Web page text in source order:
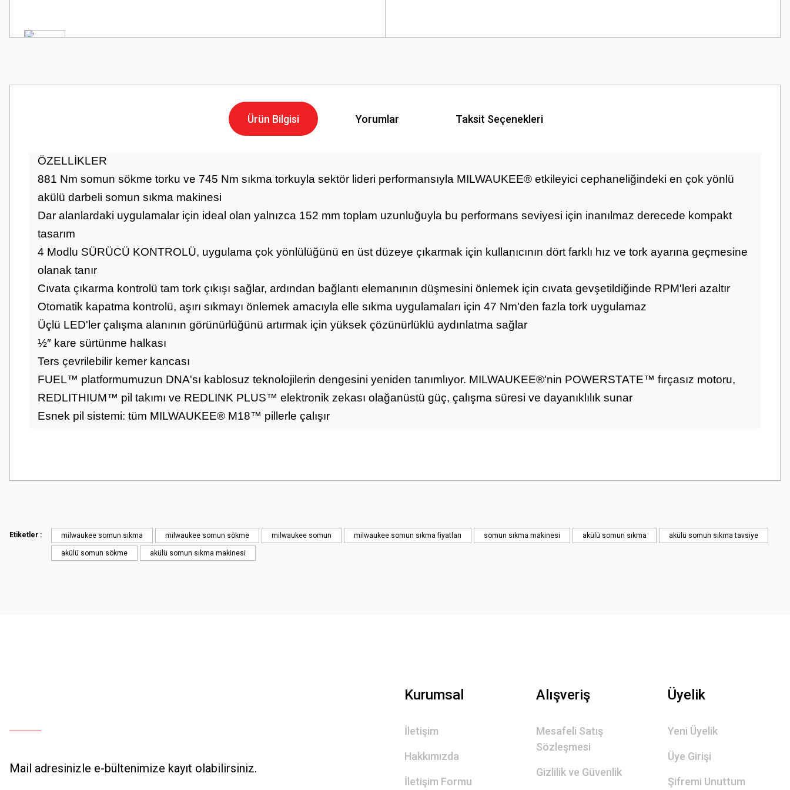
Ürün Bilgisi Yorumlar Taksit Seçenekleri
ÖZELLİKLER
881 Nm somun sökme torku ve 745 Nm sıkma torkuyla sektör lideri performansıyla MILWAUKEE® etkileyici cephaneliğindeki en çok yönlü
akülü darbeli somun sıkma makinesi
Dar alanlardaki uygulamalar için ideal olan yalnızca 152 mm toplam uzunluğuyla bu performans seviyesi için inanılmaz derecede kompakt
tasarım
4 Modlu SÜRÜCÜ KONTROLÜ, uygulama çok yönlülüğünü en üst düzeye çıkarmak için kullanıcının dört farklı hız ve tork ayarına geçmesine
olanak tanır
Cıvata çıkarma kontrolü tam tork çıkışı sağlar, ardından bağlantı elemanının düşmesini önlemek için cıvata gevşetildiğinde RPM'leri azaltır
Otomatik kapatma kontrolü, aşırı sıkmayı önlemek amacıyla elle sıkma uygulamaları için 47 Nm'den fazla tork uygulamaz
Üçlü LED'ler çalışma alanının görünürlüğünü artırmak için yüksek çözünürlüklü aydınlatma sağlar
½″ kare sürtünme halkası
Ters çevrilebilir kemer kancası
FUEL™ platformumuzun DNA'sı kablosuz teknolojilerin dengesini yeniden tanımlıyor. MILWAUKEE®'nin POWERSTATE™ fırçasız motoru,
REDLITHIUM™ pil takımı ve REDLINK PLUS™ elektronik zekası olağanüstü güç, çalışma süresi ve dayanıklılık sunar
Esnek pil sistemi: tüm MILWAUKEE® M18™ pillerle çalışır
Etiketler : milwaukee somun sıkma milwaukee somun sökme milwaukee somun milwaukee somun sıkma fiyatları somun sıkma makinesi akülü somun sıkma akülü somun sıkma tavsiye
akülü somun sökme akülü somun sıkma makinesi
Mail adresinizle e-bültenimize kayıt olabilirsiniz.
Kurumsal
İletişim
Hakkımızda
İletişim Formu
Alışveriş
Mesafeli Satış
Sözleşmesi
Gizlilik ve Güvenlik
Üyelik
Yeni Üyelik
Üye Girişi
Şifremi Unuttum